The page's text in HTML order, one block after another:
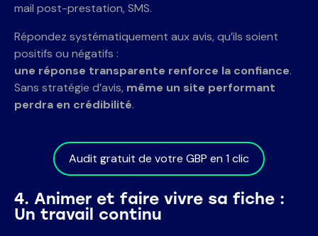
mail post-prestation, SMS.
Répondez systématiquement aux avis, qu’ils soient
positifs ou négatifs :
une réponse transparente renforce la confiance.
Sans stratégie d’avis, même un site performant
perdra en crédibilité.
Audit gratuit de votre GBP en 1 clic
4. Animer et faire vivre sa fiche :
Un travail continu